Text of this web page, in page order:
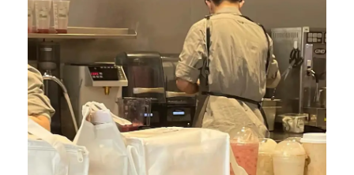
あなたは常に冷たい保つために食べ物を運ぶ必要があり、そ
の後、大きなサイズのクーラーバッグはmust.The耐久性のあ
る材料は湿気に耐えるので、アイテムが長く新鮮なままで
す！卸売クーラーバッグが良い選択であることは驚くことで
はありません。